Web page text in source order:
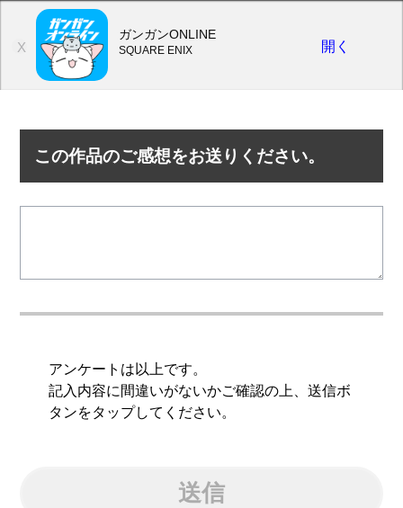
この作品のご感想をお送りください。
アンケートは以上です。
記入内容に間違いがないかご確認の上、送信ボ
タンをタップしてください。
送信
X
ガンガンONLINE
SQUARE ENIX 開く